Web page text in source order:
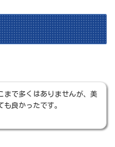
まで多くはありませんが、美
も良かったです。